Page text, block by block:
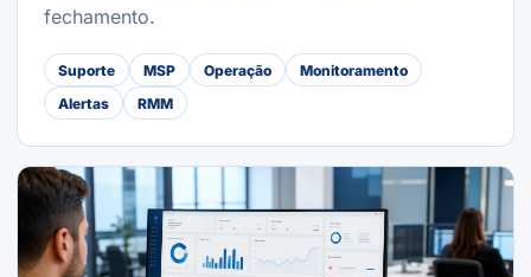
fechamento.
Suporte MSP Operação
Monitoramento
Alertas
RMM